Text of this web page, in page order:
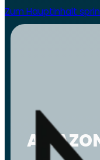
Zum Hauptinhalt